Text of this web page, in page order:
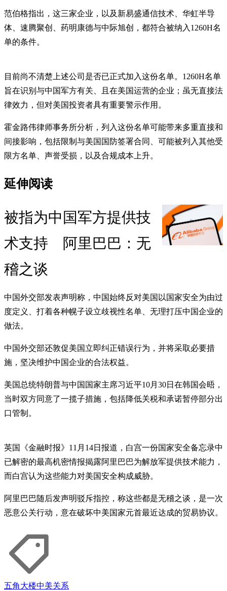
范伯格指出，这三家企业，以及新易盛通信技术、华虹半导
体、速腾聚创、药明康德与中际旭创，都符合被纳入1260H名
单的条件。
目前尚不清楚上述公司是否已正式加入这份名单。1260H名单
旨在识别与中国军方有关、且在美国运营的企业；虽无直接法
律效力，但对美国投资者具有重要警示作用。
霍金路伟律师事务所分析，列入这份名单可能带来多重直接和
间接影响，包括限制与美国国防签署合同、可能被列入其他受
限方名单、声誉受损，以及合规成本上升。
延伸阅读
被指为中国军方提供技
术支持 阿里巴巴：无
稽之谈
中国外交部发表声明称，中国始终反对美国以国家安全为由过
度定义、打着各种幌子设立歧视性名单、无理打压中国企业的
做法。
中国外交部还敦促美国立即纠正错误行为，并将采取必要措
施，坚决维护中国企业的合法权益。
美国总统特朗普与中国国家主席习近平10月30日在韩国会晤，
当时双方同意了一揽子措施，包括降低关税和承诺暂停部分出
口管制。
英国《金融时报》11月14日报道，白宫一份国家安全备忘录中
已解密的最高机密情报揭露阿里巴巴为解放军提供技术能力，
而白宫认为这些能力对美国安全构成威胁。
阿里巴巴随后发声明驳斥指控，称这些都是无稽之谈，是一次
恶意公关行动，意在破坏中美国家元首最近达成的贸易协议。
五角大楼中美关系